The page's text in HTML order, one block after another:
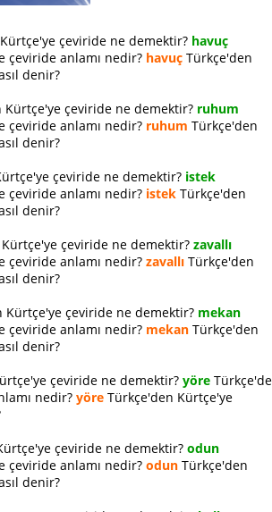
çeviride ne demektir? havuç
çeviride anlamı nedir? havuç Türkçe'den
denir?
Kürtçe'ye çeviride ne demektir? ruhum
çeviride anlamı nedir? ruhum Türkçe'den
denir?
çeviride ne demektir? istek
çeviride anlamı nedir? istek Türkçe'den
denir?
çeviride ne demektir? zavallı
çeviride anlamı nedir? zavallı Türkçe'den
denir?
Kürtçe'ye çeviride ne demektir? mekan
çeviride anlamı nedir? mekan Türkçe'den
denir?
çeviride ne demektir? yöre
nedir? yöre Türkçe'den Kürtçe'ye
çeviride ne demektir? odun
çeviride anlamı nedir? odun Türkçe'den
denir?